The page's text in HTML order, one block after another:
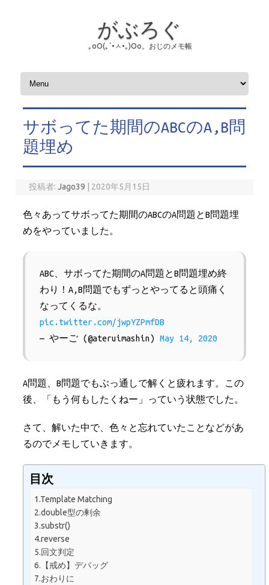
がぶろぐ
｡оО(｡´•ㅅ•｡)Оо。おじのメモ帳
コンテンツへスキップ
サボってた期間のABCのA,B問
題埋め
投稿者:Jago39 2020年5月15日
色々あってサボってた期間のABCのA問題とB問題埋
めをやっていました。
ABC、サボってた期間のA問題とB問題埋め終
わり！A,B問題でもずっとやってると頭痛く
なってくるな。
pic.twitter.com/jwpYZPmfDB
— やーご (@ateruimashin) May 14, 2020
A問題、B問題でもぶっ通しで解くと疲れます。この
後、「もう何もしたくねー」っていう状態でした。
さて、解いた中で、色々と忘れていたことなどがあ
るのでメモしていきます。
目次
1.Template Matching
2.double型の剰余
3.substr()
4.reverse
5.回文判定
6.【戒め】デバッグ
7.おわりに